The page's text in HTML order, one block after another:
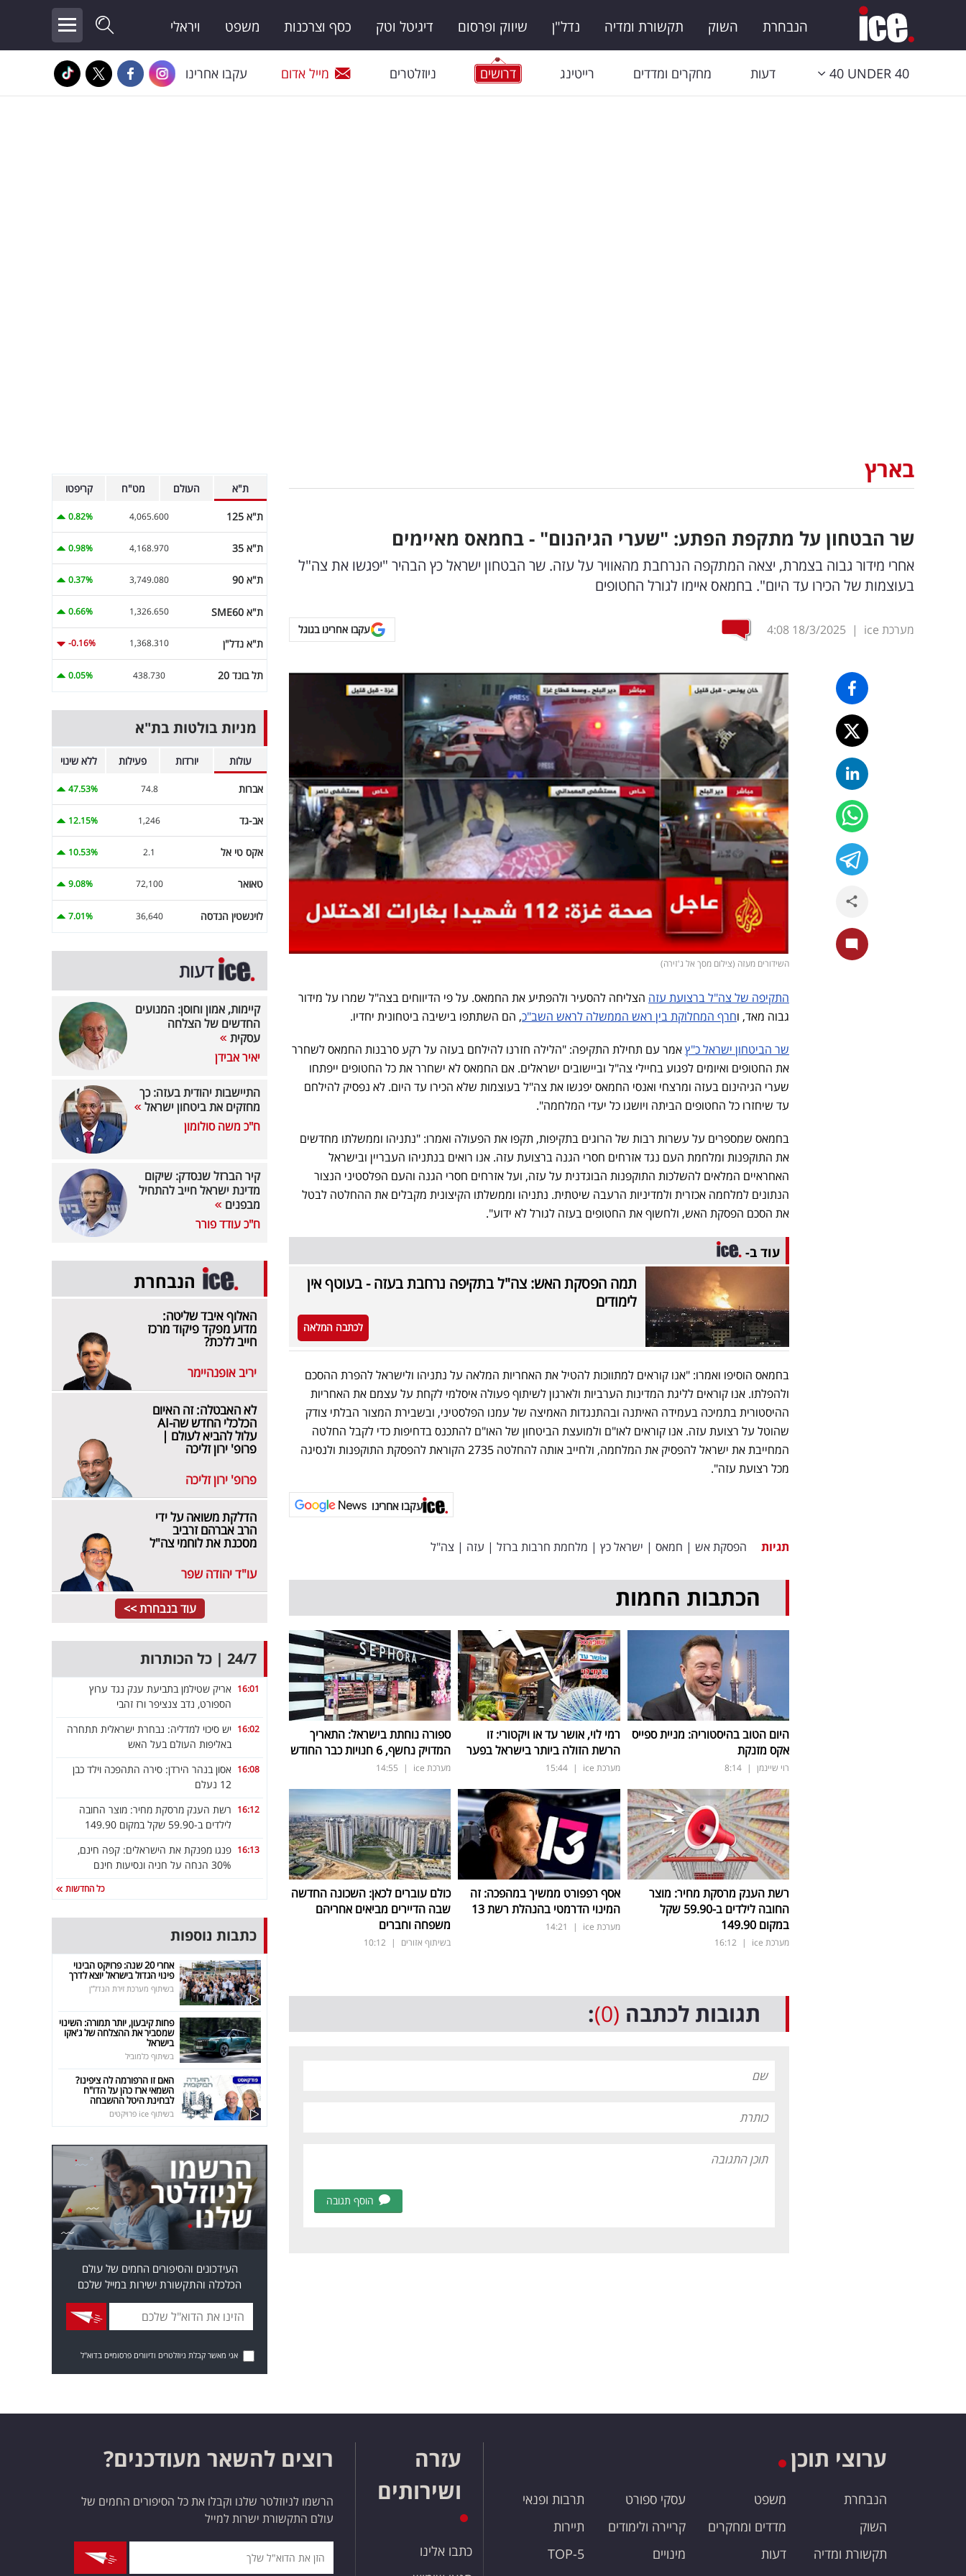
הנבחרת השוק תקשורת ומדיה נדל"ן שיווק ופרסום דיגיטל וטק כסף וצרכנות משפט ויראלי
40 UNDER 40 דעות מחקרים ומדדים רייטינג דרושים ניוזלטרים מייל אדום עקבו אחרינו
בארץ
שר הבטחון על מתקפת הפתע: "שערי הגיהנום" - בחמאס מאיימים
אחרי מידור גבוה בצמרת, יצאה המתקפה הנרחבת מהאוויר על עזה. שר הבטחון ישראל כץ הבהיר "יפגשו את צה"ל
בעוצמות של הכירו עד היום". בחמאס איימו לגורל החטופים
מערכת ice |
18/3/2025
4:08 עקבו אחרינו בגוגל
השידורים מעזה (צילום מסך אל ג'זירה)
התקיפה של צה"ל ברצועת עזה הצליחה להסעיר ולהפתיע את החמאס. על פי הדיווחים בצה"ל שמרו על מידור
גבוה מאד, וחרף המחלוקת בין ראש הממשלה לראש השב"כ, הם השתתפו בישיבה ביטחונית יחדיו.
שר הביטחון ישראל כ"ץאמר עם תחילת התקיפה: "הלילה חזרנו להילחם בעזה על רקע סרבנות החמאס לשחרר
את החטופים ואיומים לפגוע בחיילי צה"ל וביישובים ישראלים. אם החמאס לא ישחרר את כל החטופים ייפתחו
שערי הגיהינום בעזה ומרצחי ואנסי החמאס יפגשו את צה"ל בעוצמות שלא הכירו עד היום. לא נפסיק להילחם
עד שיחזרו כל החטופים הביתה ויושגו כל יעדי המלחמה".
בחמאס שמספרים על עשרות רבות של הרוגים בתקיפות, תקפו את הפעולה ואמרו: "נתניהו וממשלתו מחדשים
את התוקפנות ומלחמת העם נגד אזרחים חסרי הגנה ברצועת עזה. אנו רואים בנתניהו העבריין ובישראל
האחראיים המלאים להשלכות התוקפנות הבוגדנית על עזה, ועל אזרחים חסרי הגנה והעם הפלסטיני הנצור
הנתונים למלחמה אכזרית ולמדיניות הרעבה שיטתית. נתניהו וממשלתו הקיצונית מקבלים את ההחלטה לבטל
את הסכם הפסקת האש, ולחשוף את החטופים בעזה לגורל לא ידוע".
עוד ב-
תמה הפסקת האש: צה"ל בתקיפה נרחבת בעזה - בעוטף אין
לימודים
לכתבה המלאה
בחמאס הוסיפו ואמרו: "אנו קוראים למתווכות להטיל את האחריות המלאה על נתניהו ולישראל להפרת ההסכם
ולהפלתו. אנו קוראים לליגת המדינות הערביות ולארגון לשיתוף פעולה איסלמי לקחת על עצמם את האחריות
ההיסטורית בתמיכה בעמידה האיתנה ובהתנגדות האמיצה של עמנו הפלסטיני, ובשבירת המצור הבלתי צודק
שהוטל על רצועת עזה. אנו קוראים לאו"ם ולמועצת הביטחון של האו"ם להתכנס בדחיפות כדי לקבל החלטה
המחייבת את ישראל להפסיק את המלחמה, ולחייב אותה להחלטה 2735 הקוראת להפסקת התוקפנות ולנסיגה
מכל רצועת עזה".
עקבו אחרינו
תגיות הפסקת אש | חמאס | ישראל כץ | מלחמת חרבות ברזל | עזה | צה"ל
הכתבות החמות
היום הטוב בהיסטוריה: מניית ספייס
אקס מזנקת
רוי שיינמן |
8:14
רמי לוי, אושר עד או ויקטורי: זו
הרשת הזולה ביותר בישראל בפער
מערכת ice |
15:44
ספורה נוחתת בישראל: התאריך
המדויק נחשף, 6 חנויות כבר החודש
מערכת ice |
14:55
רשת הענק מרסקת מחיר: מוצר
החובה לילדים ב-59.90 שקל
במקום 149.90
מערכת ice |
16:12
אסף רפפורט ממשיך במהפכה: זה
המינוי הדרמטי בהנהלת רשת 13
מערכת ice |
14:21
כולם עוברים לכאן: השכונה החדשה
שבה הדיירים מביאים אחריהם
משפחה וחברים
בשיתוף אזורים |
10:12
תגובות לכתבה (0)
:
הוסף תגובה
ת"א העולם מט"ח קריפטו
ת"א 125 4,065.600
0.82%
ת"א 35 4,168.970
0.98%
ת"א 90 3,749.080
0.37%
ת"א SME60 1,326.650
0.66%
ת"א נדל"ן 1,368.310
-0.16%
תל בונד 20 438.730
0.05%
מניות בולטות בת"א
עולות יורדות פעילות ללא שינוי
אברות 74.8
47.53%
אב-גד 1,246
12.15%
אקס טי אל 2.1
10.53%
טאואר 72,100
9.08%
לוינשטין הנדסה 36,640
7.01%
דעות
קיימות, אמון וחוסן: המנועים
החדשים של הצלחה
עסקית
יאיר אבידן
התיישבות יהודית בעזה: כך
מחזקים את ביטחון ישראל
ח"כ משה סולומון
קיר הברזל שנסדק: שיקום
מדינת ישראל חייב להתחיל
מבפנים
ח"כ עודד פורר
הנבחרת
האלוף איבד שליטה:
מדוע מפקד פיקוד מרכז
חייב ללכת?
יריב אופנהיימר
לא האבטלה: זה האיום
הכלכלי החדש שה-AI
עלול להביא לעולם |
פרופ' ירון זליכה
פרופ' ירון זליכה
הדלקת משואה על ידי
הרב אברהם זרביב
מסכנת את לוחמי צה"ל
עו"ד יהודה שפר
עוד בנבחרת >>
24/7 | כל הכותרות
16:01 אריק שטילמן בתביעת ענק נגד ערוץ
הספורט, נדב צנציפר ורז זהבי
16:02 יש סיכוי למדליה: נבחרת ישראלית תתחרה
באליפות העולם בעל האש
16:08 אסון בנהר הירדן: סירה התהפכה וילד כבן
12 נעלם
16:12 רשת הענק מרסקת מחיר: מוצר החובה
לילדים ב-59.90 שקל במקום 149.90
16:13 פנגו מפנקת את הישראלים: קפה חינם,
30% הנחה על חניה ונסיעות חינם
כל החדשות
כתבות נוספות
אחרי 20 שנה: פרויקט הבינוי
פינוי הגדול בישראל יוצא לדרך
בשיתוף מערכת זירת הנדל"ן
פחות קיבעון, יותר תמורה: השינוי
שמסביר את ההצלחה של ג'אקו
בישראל
בשיתוף כלמוביל
האם זו הרפורמה לה ציפינו?
השמאי ארז כהן על הדו"ח
לבחינת היטל ההשבחה
בשיתוף ice פרויקטים
העידכונים והסיפורים החמים של עולם
הכלכלה והתקשורת ישירות במייל שלכם
אני מאשר קבלת ניוזלטרים ודיוורים פרסומיים בדוא"ל
ערוצי תוכן
הנבחרת
השוק
תקשורת ומדיה
משפט
מדדים ומחקרים
דעות
עסקי ספורט
קריירה ולימודים
מינויים
תרבות ופנאי
תיירות
TOP-5
עזרה
ושירותים
כתבו אלינו
רוצים להשאר מעודכנים?
הרשמו לניוזלטר שלנו וקבלו את כל הסיפורים החמים של
עולם התקשורת ישרות למייל